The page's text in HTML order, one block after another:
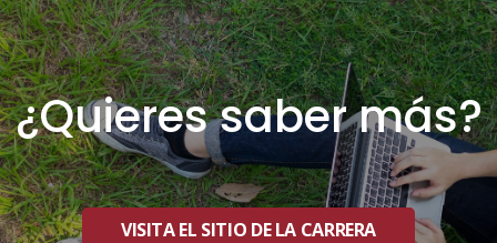
¿Quieres saber más?
VISITA EL SITIO DE LA CARRERA